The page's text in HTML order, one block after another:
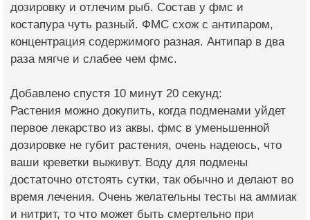
дозировку и отлечим рыб. Состав у фмс и
костапура чуть разный. ФМС схож с антипаром,
концентрация содержимого разная. Антипар в два
раза мягче и слабее чем фмс.
Добавлено спустя 10 минут 20 секунд:
Растения можно докупить, когда подменами уйдет
первое лекарство из аквы. фмс в уменьшенной
дозировке не губит растения, очень надеюсь, что
ваши креветки выживут. Воду для подмены
достаточно отстоять сутки, так обычно и делают во
время лечения. Очень желательны тесты на аммиак
и нитрит, то что может быть смертельно при